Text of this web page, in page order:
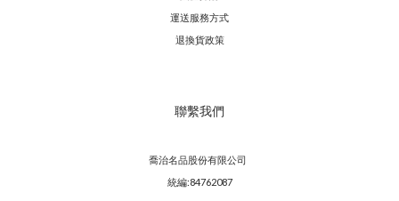
運送服務方式
退換貨政策
聯繫我們
喬治名品股份有限公司
統編:84762087